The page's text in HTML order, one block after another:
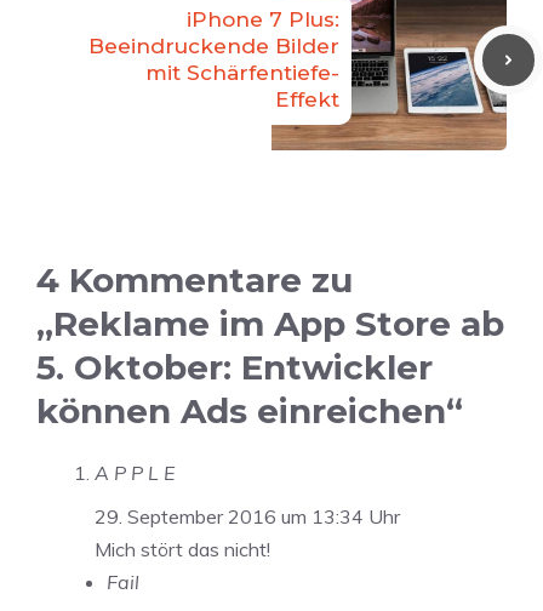
iPhone 7 Plus:
Beeindruckende Bilder
mit Schärfentiefe-
Effekt
4 Kommentare zu
„Reklame im App Store ab
5. Oktober: Entwickler
können Ads einreichen“
A P P L E
29. September 2016 um 13:34 Uhr
Mich stört das nicht!
Fail